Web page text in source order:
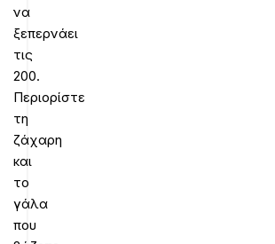
να
ξεπερνάει
τις
200.
Περιορίστε
τη
ζάχαρη
και
το
γάλα
που